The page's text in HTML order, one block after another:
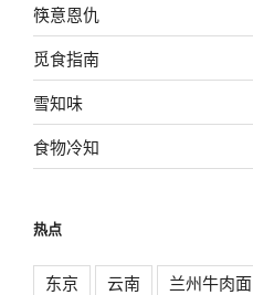
筷意恩仇
觅食指南
雪知味
食物冷知
热点
东京 云南 兰州牛肉面